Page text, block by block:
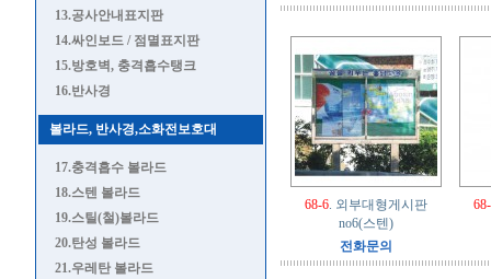
13.공사안내표지판
14.싸인보드 / 점멸표지판
15.방호벽, 충격흡수탱크
16.반사경
볼라드, 반사경,소화전보호대
17.충격흡수 볼라드
18.스텐 볼라드
19.스틸(철)볼라드
20.탄성 볼라드
21.우레탄 볼라드
68-6. 외부대형게시판
no6(스텐)
전화문의